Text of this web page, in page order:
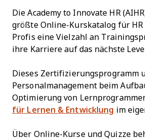
Die Academy to Innovate HR
größte Online-Kurskatalog für HR
Profis eine Vielzahl an
ihre Karriere auf das nächste
Dieses Zertifizierungsprogramm
Personalmanagement beim
Optimierung von
für Lernen & Entwicklung im
Über Online-Kurse und Quizze